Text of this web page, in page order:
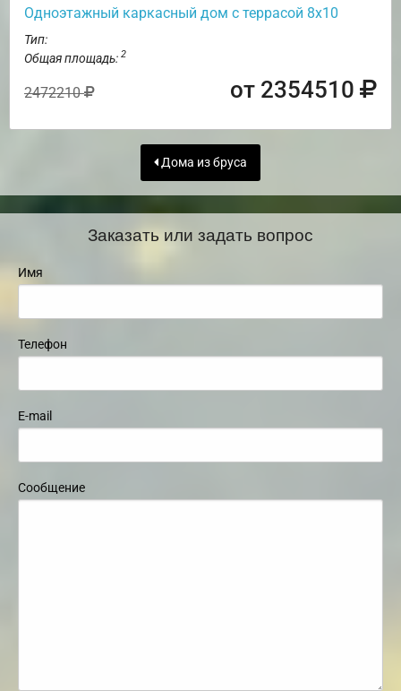
Одноэтажный каркасный дом с террасой 8х10
Тип:
Общая площадь: 2
2472210 от 2354510
Дома из бруса
Заказать или задать вопрос
Имя
Телефон
E-mail
Сообщение